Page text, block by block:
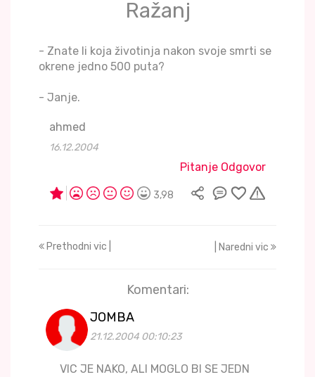
Ražanj
- Znate li koja životinja nakon svoje smrti se
okrene jedno 500 puta?
- Janje.
ahmed
16.12.2004
Pitanje Odgovor
3,98
Prethodni vic | | Naredni vic
Komentari:
JOMBA
21.12.2004 00:10:23
VIC JE NAKO, ALI MOGLO BI SE JEDN